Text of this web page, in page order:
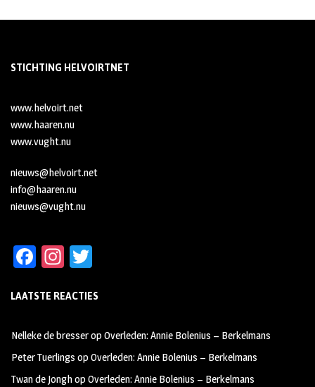
STICHTING HELVOIRTNET
www.helvoirt.net
www.haaren.nu
www.vught.nu
nieuws@helvoirt.net
info@haaren.nu
nieuws@vught.nu
Fa
b
oo
k
In
ag
m
tt
LAATSTE REACTIES
Nelleke de bresseropOverleden: Annie Bolenius – Berkelmans
Peter Tuerlings opOverleden: Annie Bolenius – Berkelmans
Twan de JonghopOverleden: Annie Bolenius – Berkelmans